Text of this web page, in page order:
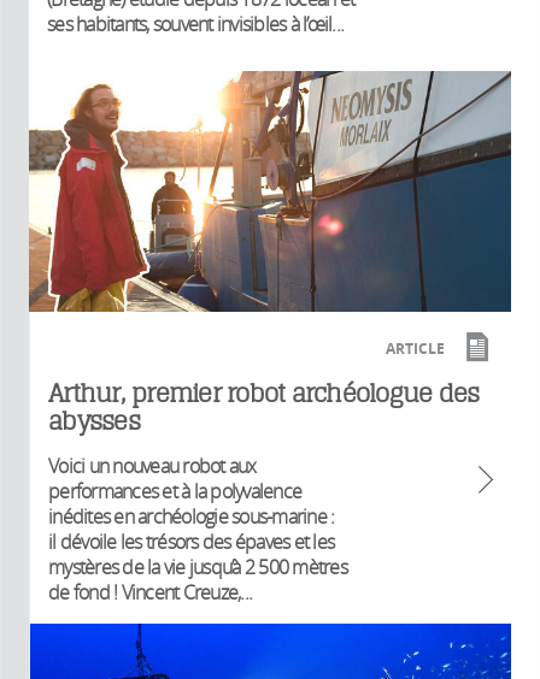
ses habitants, souvent invisibles à l’œil...
ARTICLE
Arthur, premier robot archéologue des
abysses
Voici un nouveau robot aux
performances et à la polyvalence
inédites en archéologie sous-marine :
il dévoile les trésors des épaves et les
mystères de la vie jusqu’à 2 500 mètres
de fond ! Vincent Creuze,...